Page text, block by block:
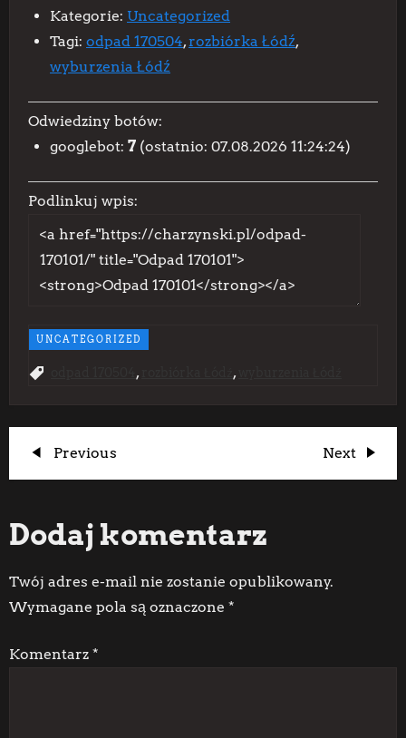
Kategorie: Uncategorized
Tagi: odpad 170504,rozbiórka Łódź,
wyburzenia Łódź
Odwiedziny botów:
googlebot: 7 (ostatnio: 07.08.2026 11:24:24)
Podlinkuj wpis:
UNCATEGORIZED
, ,
N
w
i
a
Previous
Post
Previous
Next
Post
Next
Dodaj komentarz
Twój adres e-mail nie zostanie opublikowany.
Wymagane pola są oznaczone *
Komentarz *